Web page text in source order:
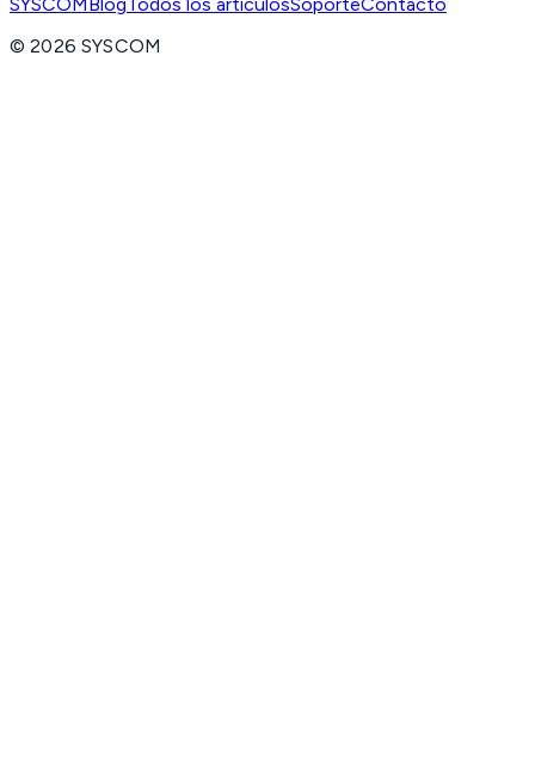
©2026 SYSCOM